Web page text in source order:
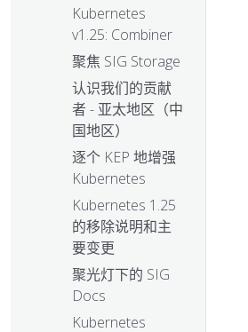
Kubernetes
v1.25: Combiner
聚焦 SIG Storage
认识我们的贡献
者 - 亚太地区（中
国地区）
逐个 KEP 地增强
Kubernetes
Kubernetes 1.25
的移除说明和主
要变更
聚光灯下的 SIG
Docs
Kubernetes